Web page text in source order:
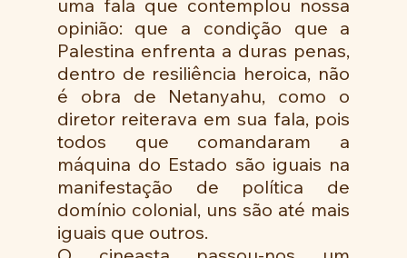
uma fala que contemplou nossa
opinião: que a condição que a
Palestina enfrenta a duras penas,
dentro de resiliência heroica, não
é obra de Netanyahu, como o
diretor reiterava em sua fala, pois
todos que comandaram a
máquina do Estado são iguais na
manifestação de política de
domínio colonial, uns são até mais
iguais que outros.